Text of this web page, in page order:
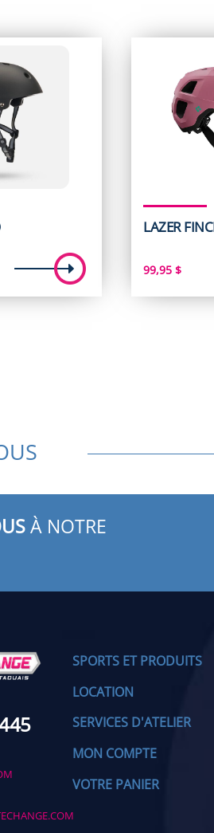
LAZER
99,95$
À NOTRE
SPORTS ET PRODUITS
LOCATION
SERVICES D'ATELIER
MON COMPTE
VOTRE PANIER